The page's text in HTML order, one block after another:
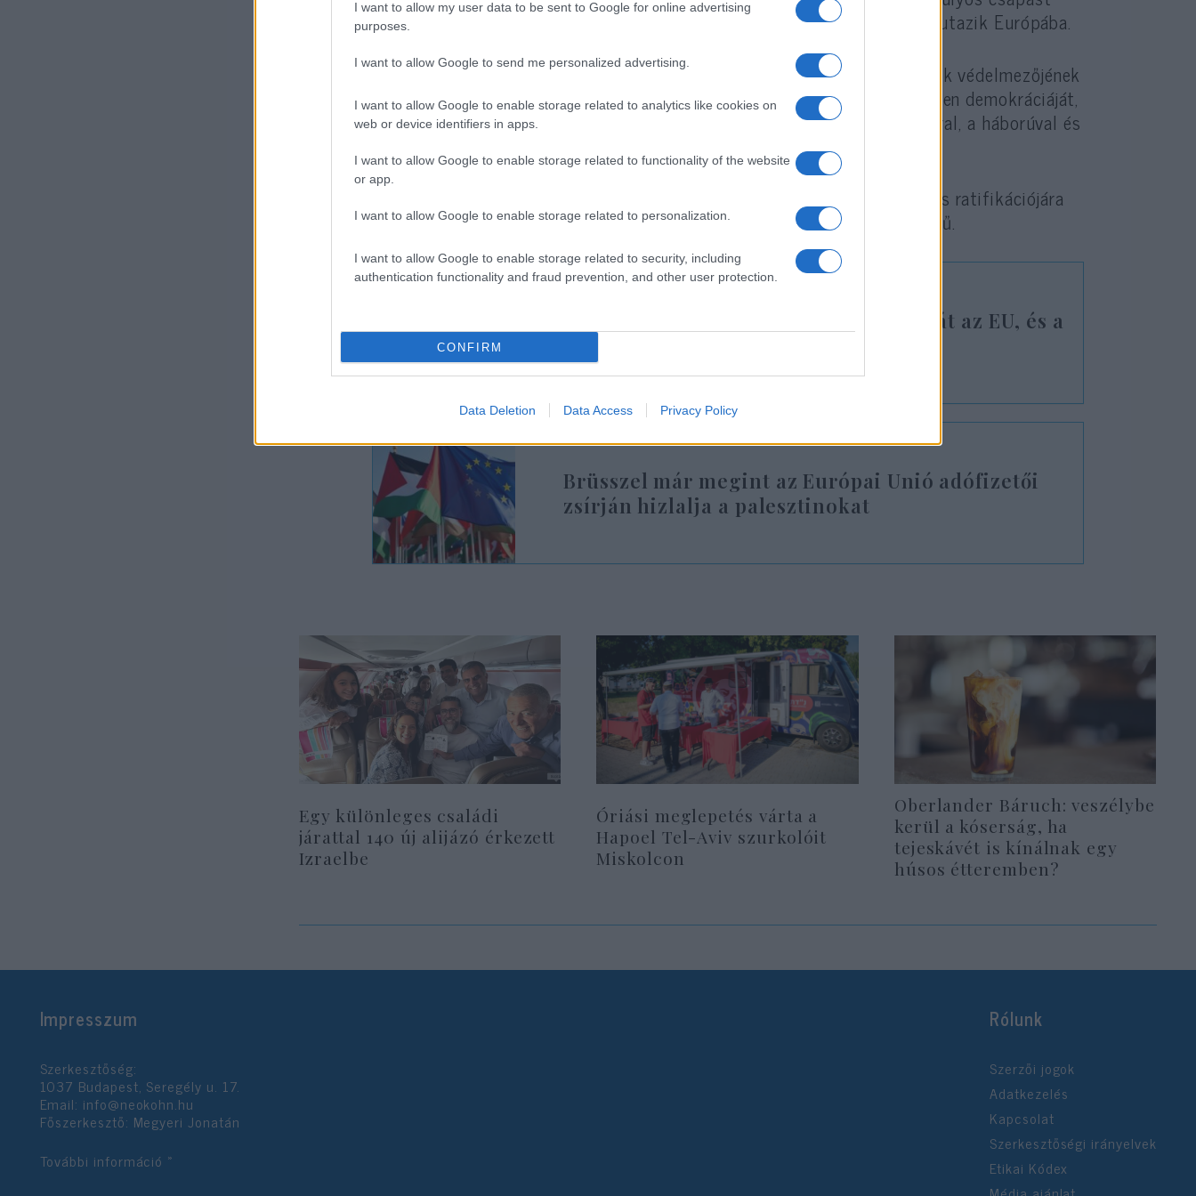
I want to allow my user data to be sent to Google for online advertising
purposes.
I want to allow Google to send me personalized advertising.
I want to allow Google to enable storage related to analytics like cookies on
web or device identifiers in apps.
I want to allow Google to enable storage related to functionality of the website
or app.
I want to allow Google to enable storage related to personalization.
I want to allow Google to enable storage related to security, including
authentication functionality and fraud prevention, and other user protection.
CONFIRM
Data Deletion Data Access Privacy Policy
jelentene, mivel évente több százezer izraeli turista, diák és üzletember utazik Európába.
A lépés egyben szimbolikus jelentőségű is. Európa, amely az emberi jogok védelmezőjének
tartja magát, most úgy tűnik, hogy büntetni készül a Közel-Kelet egyetlen demokráciáját,
ahelyett, hogy szolidaritást vállalna egy olyan országgal, amely a terrorral, a háborúval és
A jogszabálynak még mind az Európai Parlament, mind a Tanács hivatalos ratifikációjára
szükség van ahhoz, hogy törvényerőre emelkedjen, de az irány egyértelmű.
Michael Oren Iránról: Szégyellje magát az EU, és a
Brüsszel már megint az Európai Unió adófizetői
zsírján hizlalja a palesztinokat
Egy különleges családi
járattal 140 új alijázó érkezett
Izraelbe
Óriási meglepetés várta a
Hapoel Tel-Aviv szurkolóit
Miskolcon
Oberlander Báruch: veszélybe
kerül a kóserság, ha
tejeskávét is kínálnak egy
húsos étteremben?
Impresszum
Szerkesztőség:
1037 Budapest, Seregély u. 17.
Email: info@neokohn.hu
Főszerkesztő: Megyeri Jonatán
További információ »
Rólunk
Szerzői jogok
Adatkezelés
Kapcsolat
Szerkesztőségi irányelvek
Etikai Kódex